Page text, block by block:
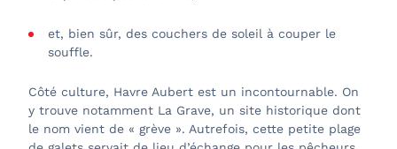
et, bien sûr, des couchers de soleil à couper le
souffle.
Côté culture, Havre Aubert est un incontournable. On
y trouve notamment La Grave, un site historique dont
le nom vient de « grève ». Autrefois, cette petite plage